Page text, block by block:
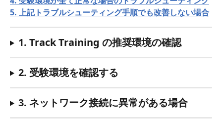
5. 上記トラブルシューティング手順でも改善しない場合
1. Track Training の推奨環境の確認
2. 受験環境を確認する
3. ネットワーク接続に異常がある場合